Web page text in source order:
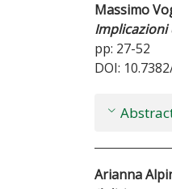
Massimo
Implicazioni
pp: 27-52
DOI:
Arianna